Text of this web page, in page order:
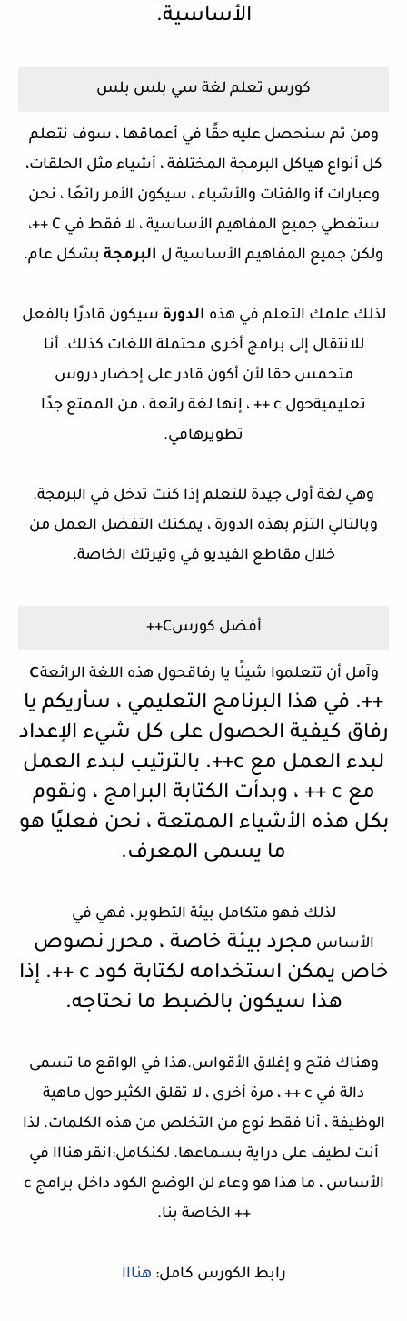
الأساسية.
كورس تعلم لغة سي بلس بلس
ومن ثم سنحصل عليه حقًا في أعماقها ، سوف نتعلم
كل أنواع هياكل البرمجة المختلفة ، أشياء مثل الحلقات،
وعبارات if والفئات والأشياء ، سيكون الأمر رائعًا ، نحن
ستغطي جميع المفاهيم الأساسية ، لا فقط في C ++،
ولكن جميع المفاهيم الأساسية ل البرمجة بشكل عام.
لذلك علمك التعلم في هذه الدورة سيكون قادرًا بالفعل
للانتقال إلى برامج أخرى محتملة اللغات كذلك. أنا
متحمس حقا لأن أكون قادر على إحضار دروس
تعليميةحول c ++ ، إنها لغة رائعة ، من الممتع جدًا
تطويرهافي.
وهي لغة أولى جيدة للتعلم إذا كنت تدخل في البرمجة.
وبالتالي التزم بهذه الدورة ، يمكنك التفضل العمل من
خلال مقاطع الفيديو في وتيرتك الخاصة.
أفضل كورسC++
وآمل أن تتعلموا شيئًا يا رفاقحول هذه اللغة الرائعةc
++. في هذا البرنامج التعليمي ، سأريكم يا
رفاق كيفية الحصول على كل شيء الإعداد
لبدء العمل مع c++. بالترتيب لبدء العمل
مع c ++ ، وبدأت الكتابة
البرامج ، ونقوم
بكل هذه الأشياء الممتعة ، نحن فعليًا هو
ما يسمى المعرف.
لذلك فهو متكامل بيئة التطوير ، فهي في
الأساس مجرد بيئة خاصة ، محرر نصوص
خاص يمكن استخدامه لكتابة كود c ++. إذا
هذا سيكون بالضبط ما نحتاجه.
وهناك فتح و إغلاق الأقواس.هذا في الواقع ما تسمى
دالة في c ++ ، مرة أخرى ، لا تقلق الكثير حول ماهية
الوظيفة ، أنا فقط نوع من التخلص من هذه الكلمات. لذا
أنت لطيف على دراية بسماعها. لكنكامل:انقر هنااا في
الأساس ، ما هذا هو وعاء لن الوضع الكود داخل برامج c
++ الخاصة بنا.
رابط الكورس كامل: هنااا